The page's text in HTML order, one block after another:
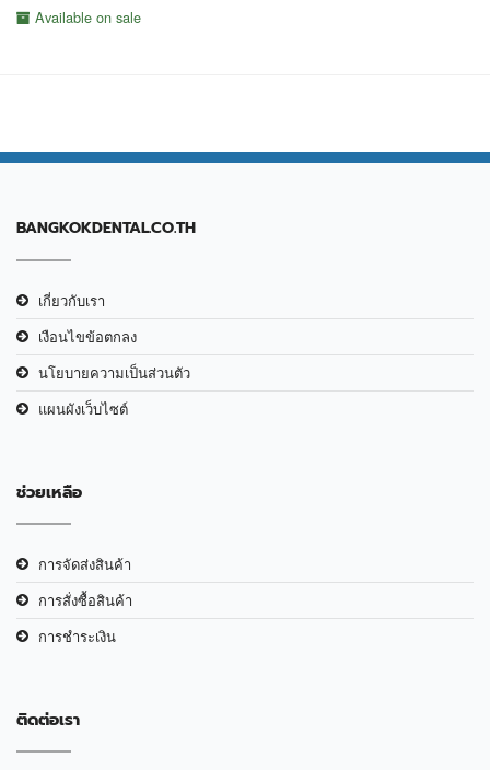
Available on sale
BANGKOKDENTAL.CO.TH
เกี่ยวกับเรา
เงือนไขข้อตกลง
นโยบายความเป็นส่วนตัว
แผนผังเว็บไซต์
ช่วยเหลือ
การจัดส่งสินค้า
การสั่งซื้อสินค้า
การชำระเงิน
ติดต่อเรา